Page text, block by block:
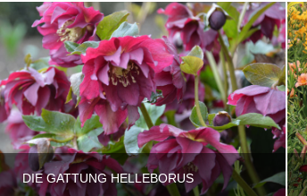
DIE GATTUNG HELLEBORUS